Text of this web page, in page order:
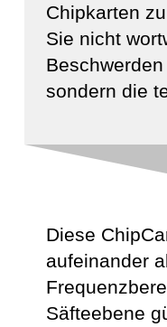
Chipkarten
Sie nicht
sondern die
Diese
aufeinander
Säfteebene